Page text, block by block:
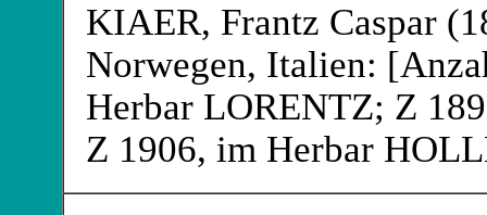
KIAER, Frantz Caspar
Norwegen, Italien:
Herbar LORENTZ; Z
Z 1906, im Herbar